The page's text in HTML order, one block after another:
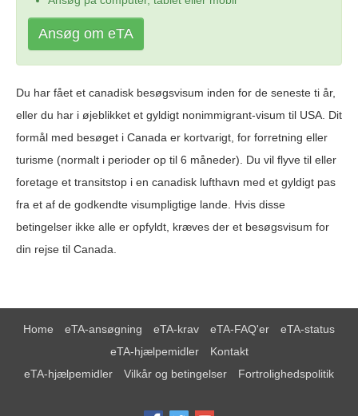
Ansøg om eTA
Du har fået et canadisk besøgsvisum inden for de seneste ti år,
eller du har i øjeblikket et gyldigt nonimmigrant-visum til USA. Dit
formål med besøget i Canada er kortvarigt, for forretning eller
turisme (normalt i perioder op til 6 måneder). Du vil flyve til eller
foretage et transitstop i en canadisk lufthavn med et gyldigt pas
fra et af de godkendte visumpligtige lande. Hvis disse
betingelser ikke alle er opfyldt, kræves der et besøgsvisum for
din rejse til Canada.
Home eTA-ansøgning eTA-krav eTA-FAQ'er
eTA-status
eTA-hjælpemidler
Kontakt
eTA-hjælpemidler
Vilkår og betingelser Fortrolighedspolitik